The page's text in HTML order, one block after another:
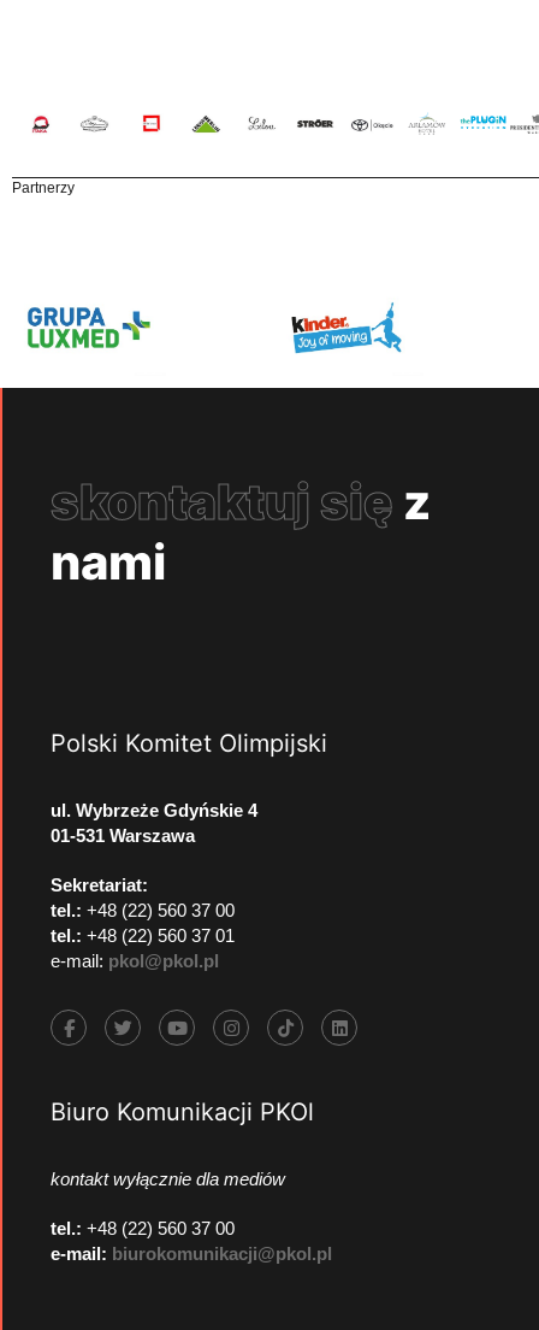
Partnerzy
skontaktuj się z
nami
Polski Komitet Olimpijski
ul. Wybrzeże Gdyńskie 4
01-531 Warszawa
Sekretariat:
tel.: +48 (22) 560 37 00
tel.: +48 (22) 560 37 01
e-mail: pkol@pkol.pl
Biuro Komunikacji PKOl
kontakt wyłącznie dla mediów
tel.: +48 (22) 560 37 00
e-mail: biurokomunikacji@pkol.pl